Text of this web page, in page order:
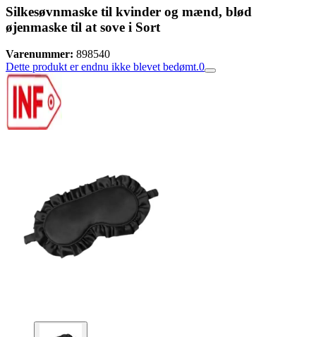
Silkesøvnmaske til kvinder og mænd, blød
øjenmaske til at sove i Sort
Varenummer: 898540
Dette produkt er endnu ikke blevet bedømt.0